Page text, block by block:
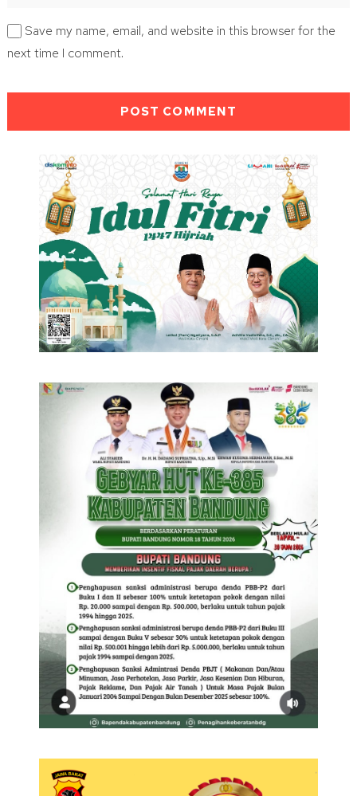
Save my name, email, and website in this browser for the
next time I comment.